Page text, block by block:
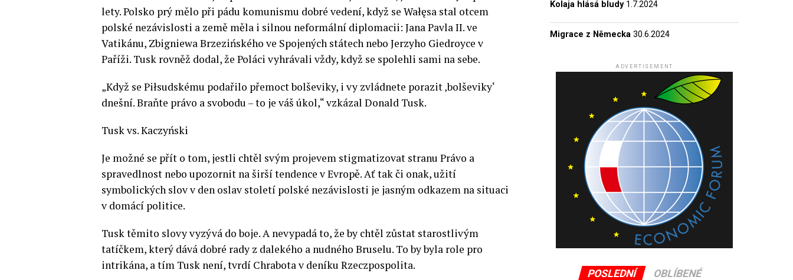
lety. Polsko prý mělo při pádu komunismu dobré vedení, když se Wałęsa stal otcem
polské nezávislosti a země měla i silnou neformální diplomacii: Jana Pavla II. ve
Vatikánu, Zbigniewa Brzezińského ve Spojených státech nebo Jerzyho Giedroyce v
Paříži. Tusk rovněž dodal, že Poláci vyhrávali vždy, když se spolehli sami na sebe.
„Když se Piłsudskému podařilo přemoct bolševiky, i vy zvládnete porazit ‚bolševiky‘
dnešní. Braňte právo a svobodu – to je váš úkol,“ vzkázal Donald Tusk.
Tusk vs. Kaczyński
Je možné se přít o tom, jestli chtěl svým projevem stigmatizovat stranu Právo a
spravedlnost nebo upozornit na širší tendence v Evropě. Ať tak či onak, užití
symbolických slov v den oslav století polské nezávislosti je jasným odkazem na situaci
v domácí politice.
Tusk těmito slovy vyzývá do boje. A nevypadá to, že by chtěl zůstat starostlivým
tatíčkem, který dává dobré rady z dalekého a nudného Bruselu. To by byla role pro
intrikána, a tím Tusk není, tvrdí Chrabota v deníku Rzeczpospolita.
Kolaja hlásá bludy 1.7.2024
Migrace z Německa 30.6.2024
ADVERTISEMENT
POSLEDNÍ OBLÍBENÉ